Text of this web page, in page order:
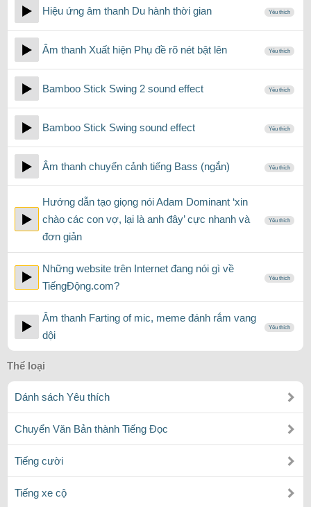
Hiệu ứng âm thanh Du hành thời gian Yêu thích
Âm thanh Xuất hiện Phụ đề rõ nét bật lên Yêu thích
Bamboo Stick Swing 2 sound effect Yêu thích
Bamboo Stick Swing sound effect Yêu thích
Âm thanh chuyển cảnh tiếng Bass (ngắn) Yêu thích
Hướng dẫn tạo giọng nói Adam Dominant ‘xin
chào các con vợ, lại là anh đây’ cực nhanh và
đơn giản
Yêu thích
Những website trên Internet đang nói gì về
TiếngĐộng.com?
Yêu thích
Âm thanh Farting of mic, meme đánh rắm vang
dội
Yêu thích
Thể loại
Dánh sách Yêu thích
Chuyển Văn Bản thành Tiếng Đọc
Tiếng cười
Tiếng xe cộ